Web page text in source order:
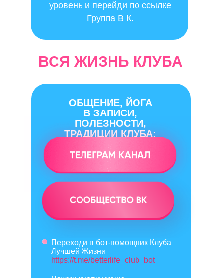
уровень и перейди по ссылке
Группа В К.
ОБЩЕНИЕ, ЙОГА
В ЗАПИСИ,
ПОЛЕЗНОСТИ,
ТРАДИЦИИ КЛУБА:
Переходи в бот-помощник Клуба
Лучшей Жизни
https://t.me/betterlife_club_bot
ВСЯ ЖИЗНЬ КЛУБА